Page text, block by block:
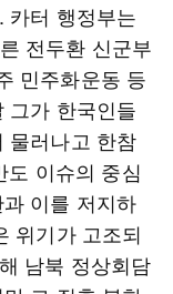
카터 행정부는
전두환 신군부
민주화운동 등
그가 한국인들
물러나고 한참
이슈의 중심
이를 저지하
위기가 고조되
남북 정상회담